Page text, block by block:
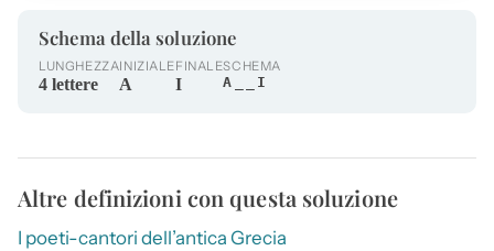
Schema della soluzione
LUNGHEZZA
4 lettere
INIZIALE
A
FINALE
I
SCHEMA
A__I
Altre definizioni con questa soluzione
I poeti-cantori dell’antica Grecia